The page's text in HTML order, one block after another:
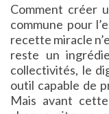
Comment créer
commune pour
recette miracle
reste un
collectivités, le
outil capable de
Mais avant